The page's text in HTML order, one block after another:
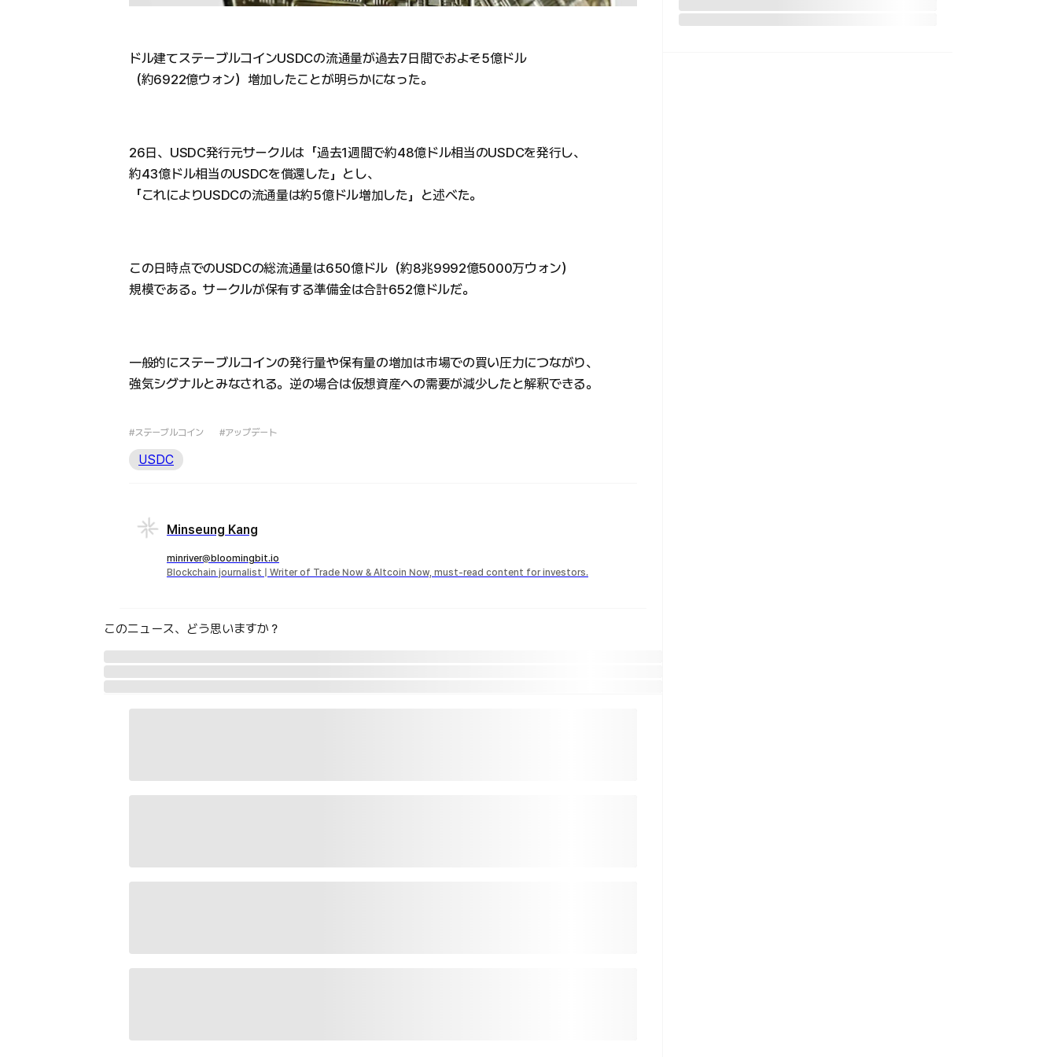
ドル建てステーブルコインUSDCの流通量が過去7日間でおよそ5億ドル
（約6922億ウォン）増加したことが明らかになった。
26日、USDC発行元サークルは「過去1週間で約48億ドル相当のUSDCを発行し、
約43億ドル相当のUSDCを償還した」とし、
「これによりUSDCの流通量は約5億ドル増加した」と述べた。
この日時点でのUSDCの総流通量は650億ドル（約8兆9992億5000万ウォン）
規模である。サークルが保有する準備金は合計652億ドルだ。
一般的にステーブルコインの発行量や保有量の増加は市場での買い圧力につながり、
強気シグナルとみなされる。逆の場合は仮想資産への需要が減少したと解釈できる。
#ステーブルコイン #アップデート
USDC
Minseung Kang
minriver@bloomingbit.io
Blockchain journalist | Writer of Trade Now & Altcoin Now, must-read content for investors.
このニュース、どう思いますか？